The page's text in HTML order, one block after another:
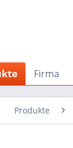
Firma
Produkte